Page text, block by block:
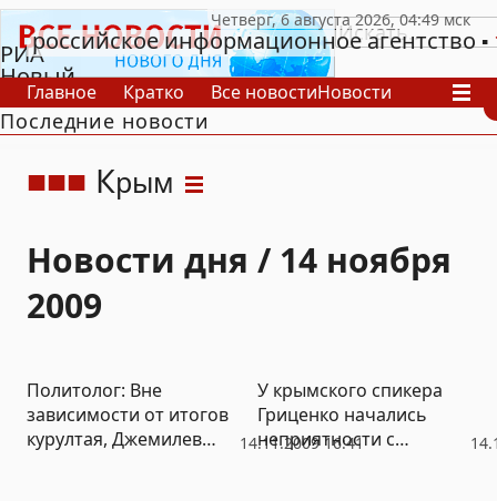
РИА
Новый
День
российское информационное агентство
Главное Кратко Все новостиНовости
В России
В мире
Последние новости
Крым
Новости дня / 14 ноября
2009
14.11.2009 16:41
Политолог: Вне
зависимости от итогов
курултая, Джемилев
У крымского спикера
Гриценко начались
неприятности с